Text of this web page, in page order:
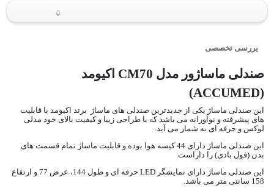
0
بررسی تخصصی
صندلی ماساژور مدل CM70 اکیومد
(ACCUMED)
این صندلی ماساژ یکی از جدیدترین صندلی های ماساژ برند اکیومد با قابلیت
های پیشرفته و نوآورانه می باشد که با طراحی زیبا و کیفیت بالای خود مدلی
لوکس و حرفه ای به شمار می آید.
این صندلی ماساژ دارای 44 کیسه هوا بوده و قابلیت ماساژ تمام قسمت های
بدن (فول بادی) را داراست.
این صندلی ماساژ دارای نمایشگر LED حرفه ای و طول 144، عرض 77 و ارتفاع
158 سانتی متر می باشد.